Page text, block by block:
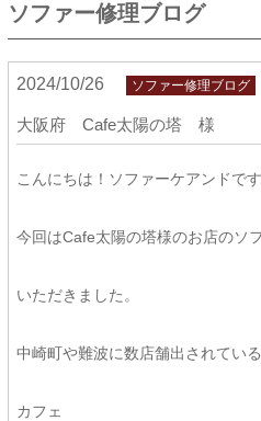
ソファー修理ブログ
2024/10/26 ソファー修理ブログ
大阪府 Cafe太陽の塔 様
こんにちは！ソファーケアンドです
今回はCafe太陽の塔様のお店のソ
いただきました。
中崎町や難波に数店舗出されてい
カフェ